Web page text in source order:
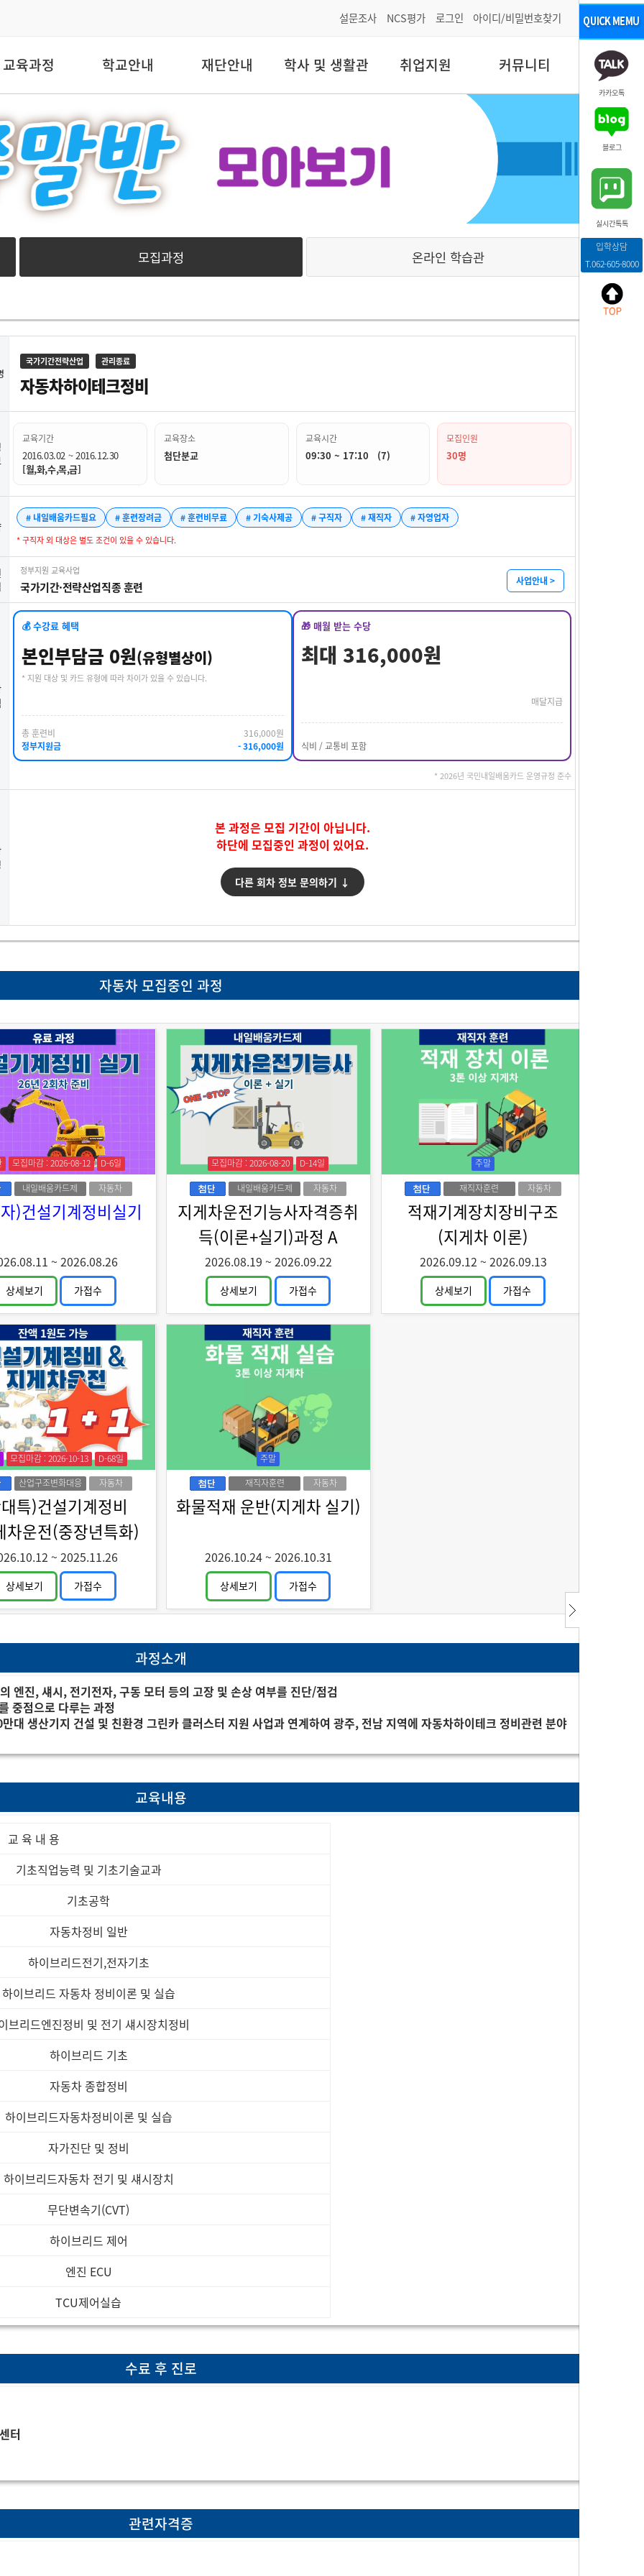
설문조사 NCS평가 로그인 아이디/비밀번호찾기
교육과정 학교안내 재단안내 학사 및 생활관 취업지원 커뮤니티
모집과정 온라인 학습관
국가기간전략산업 관리종료
자동차하이테크정비
교육기간
2016.03.02 ~ 2016.12.30
[월,화,수,목,금]
교육장소
첨단분교
교육시간
09:30 ~ 17:10 (7)
모집인원
30명
# 내일배움카드필요 # 훈련장려금 # 훈련비무료 # 기숙사제공 # 구직자 # 재직자 # 자영업자
* 구직자 외 대상은 별도 조건이 있을 수 있습니다.
정부지원 교육사업
국가기간·전략산업직종 훈련 사업안내 >
💰 수강료 혜택
본인부담금 0원(유형별상이)
* 지원 대상 및 카드 유형에 따라 차이가 있을 수 있습니다.
총 훈련비
316,000원
정부지원금
- 316,000원
🎁 매월 받는 수당
최대 316,000원
매달지급
식비 / 교통비 포함
* 2026년 국민내일배움카드 운영규정 준수
본 과정은 모집 기간이 아닙니다.
하단에 모집중인 과정이 있어요.
다른 회차 정보 문의하기 ↓
자동차 모집중인 과정
모집마감 : 2026-08-12
D-6일
내일배움카드제
자동차
)건설기계정비실기
~ 2026.08.26
상세보기 가접수
모집마감 : 2026-08-20
D-14일
내일배움카드제
자동차
지게차운전기능사자격증취
득(이론+실기)과정 A
2026.08.19 ~ 2026.09.22
상세보기 가접수
주말
재직자훈련
자동차
적재기계장치장비구조
(지게차 이론)
2026.09.12 ~ 2026.09.13
상세보기 가접수
모집마감 : 2026-10-13
D-68일
산업구조변화대응
특화훈련
자동차
특)건설기계정비
차운전(중장년특화)
~ 2025.11.26
상세보기 가접수
주말
재직자훈련
자동차
화물적재 운반(지게차 실기)
2026.10.24~ 2026.10.31
상세보기 가접수
과정소개
엔진, 섀시, 전기전자, 구동 모터 등의 고장 및 손상 여부를 진단/점검
중점으로 다루는 과정
대 생산기지 건설 및 친환경 그린카 클러스터 지원 사업과 연계하여 광주, 전남 지역에 자동차하이테크 정비관련 분야
교육내용
교 육 내 용
기초직업능력 및 기초기술교과
기초공학
자동차정비 일반
하이브리드전기,전자기초
하이브리드 자동차 정비이론 및 실습
브리드엔진정비 및 전기 섀시장치정비
하이브리드 기초
자동차 종합정비
하이브리드자동차정비이론 및 실습
자가진단 및 정비
하이브리드자동차 전기 및 섀시장치
무단변속기(CVT)
하이브리드 제어
엔진 ECU
TCU제어실습
수료 후 진로
터
관련자격증
카카오톡
블로그
실시간톡톡
입학상담
T.062-605-8000